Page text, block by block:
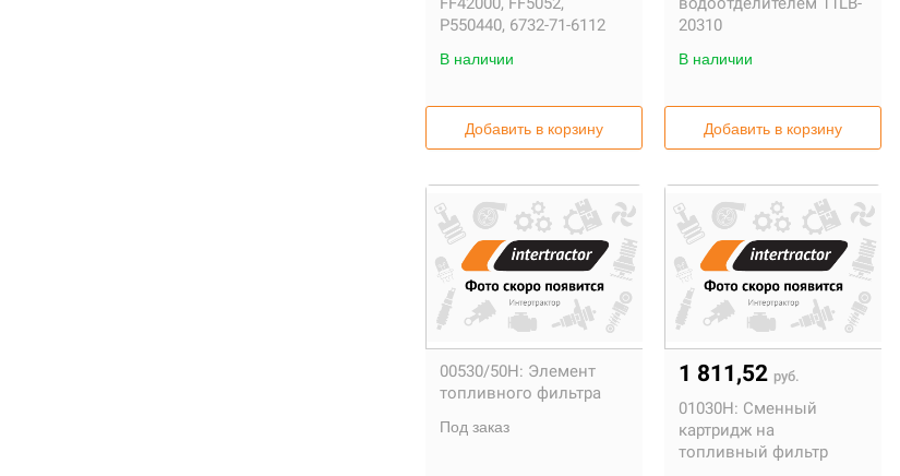
P550440, 6732-71-6112
В наличии
Добавить в корзину
20310
В наличии
Добавить в корзину
00530/50H: Элемент
топливного фильтра
Под заказ
1 811,52 руб.
01030H: Сменный
картридж на
топливный фильтр